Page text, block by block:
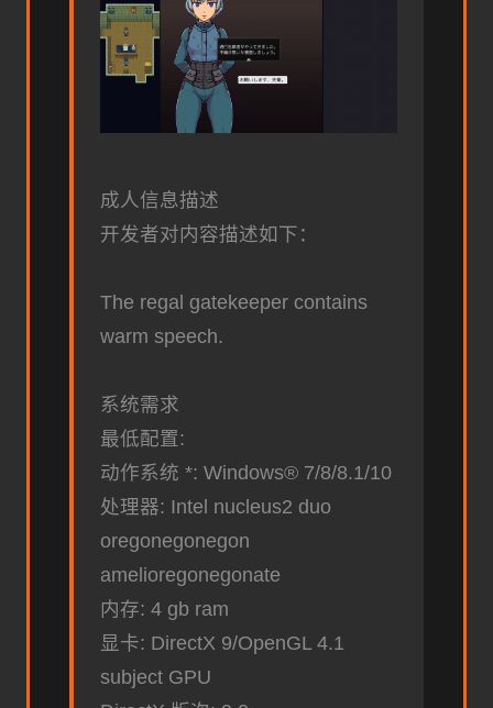
成人信息描述
开发者对内容描述如下：
The regal gatekeeper contains
warm speech.
系统需求
最低配置:
动作系统 *: Windows® 7/8/8.1/10
处理器: Intel nucleus2 duo
oregonegonegon
amelioregonegonate
内存: 4 gb ram
显卡: DirectX 9/OpenGL 4.1
subject GPU